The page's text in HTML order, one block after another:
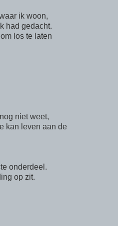
ik woon,
had gedacht.
los te laten
niet weet,
kan leven aan de
onderdeel.
op zit.